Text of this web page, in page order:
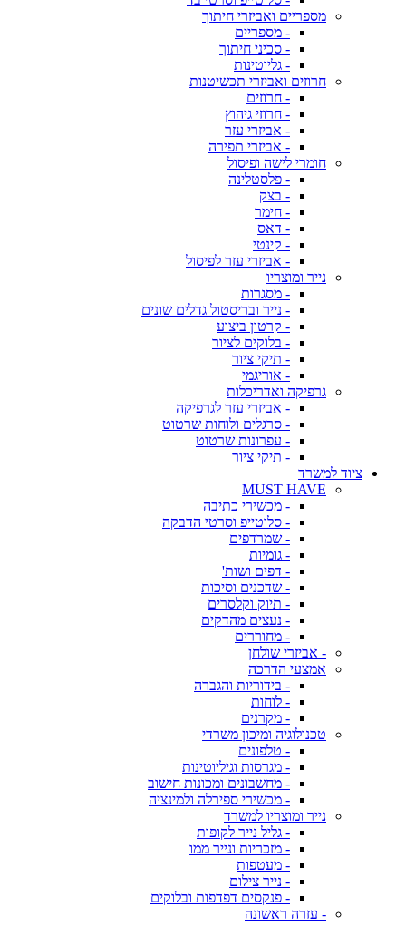
מספריים ואביזרי חיתוך
- מספריים
- סכיני חיתוך
- גליוטינות
חרוזים ואביזרי תכשיטנות
- חרוזים
- חרוזי גיהוץ
- אביזרי עזר
- אביזרי תפירה
חומרי לישה ופיסול
- פלסטלינה
- בצק
- חימר
- דאס
- קינטי
- אביזרי עזר לפיסול
נייר ומוצריו
- מסגרות
- נייר ובריסטול גדלים שונים
- קרטון ביצוע
- בלוקים לציור
- תיקי ציור
- אוריגמי
גרפיקה ואדריכלות
- אביזרי עזר לגרפיקה
- סרגלים ולוחות שרטוט
- עפרונות שרטוט
- תיקי ציור
ציוד למשרד
MUST HAVE
- מכשירי כתיבה
- סלוטייפ וסרטי הדבקה
- שמרדפים
- גומיות
- דפים ושות'
- שדכנים וסיכות
- תיוק וקלסרים
- נעצים מהדקים
- מחוררים
- אביזרי שולחן
אמצעי הדרכה
- בידוריות והגברה
- לוחות
- מקרנים
טכנולוגיה ומיכון משרדי
- טלפונים
- מגרסות וגיליוטינות
- מחשבונים ומכונות חישוב
- מכשירי ספירלה ולמינציה
נייר ומוצריו למשרד
- גליל נייר לקופות
- מזכריות ונייר ממו
- מעטפות
- נייר צילום
- פנקסים דפדפות ובלוקים
- עזרה ראשונה